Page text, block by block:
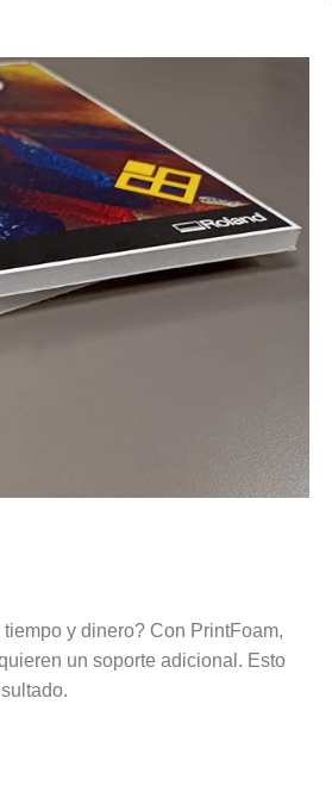
y dinero? Con PrintFoam,
un soporte adicional. Esto